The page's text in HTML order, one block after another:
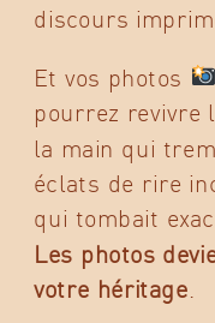
discours
Et vos photos
pourrez revivre
la main qui
éclats de rire
qui tombait
Les photos
votre héritage.